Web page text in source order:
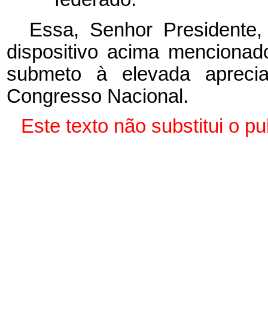
Essa, Senhor
dispositivo acima
submeto à elevada
Congresso Nacional.
Este texto não substitui o